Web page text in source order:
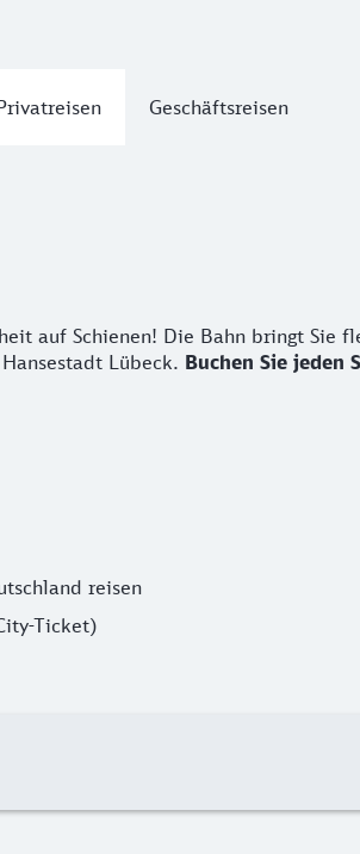
Geschäftsreisen
auf Schienen! Die Bahn bringt
auf Schienen! Die Bahn bringt
Lübeck. Buchen Sie jeden
reisen
Ticket)